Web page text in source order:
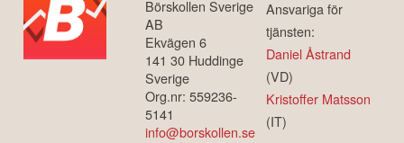
Börskollen Sverige
AB
Ekvägen 6
141 30 Huddinge
Sverige
Org.nr: 559236-
5141
info@borskollen.se
Ansvariga för
tjänsten:
Daniel Åstrand
(VD)
Kristoffer Matsson
(IT)